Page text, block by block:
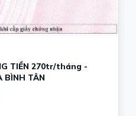
TIỀN 270tr/tháng -
NGAY TÂN TẠO - QUỐC LỘ 1A BÌNH TÂN